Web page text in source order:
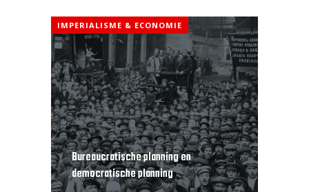
IMPERIALISME & ECONOMIE
Bureaucratische planning en
democratische planning